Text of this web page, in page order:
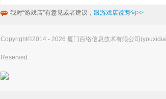
我对“游戏店”有意见或者建议， 跟游戏店说两句>>
Copyright©2014 - 2026 厦门百络信息技术有限公司
Reserved.